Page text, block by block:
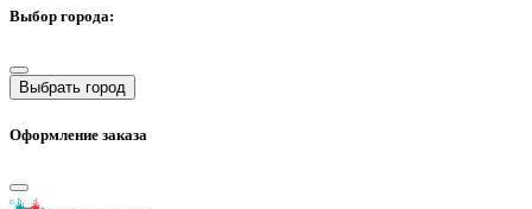
Выбор города:
Выбрать город
Оформление заказа